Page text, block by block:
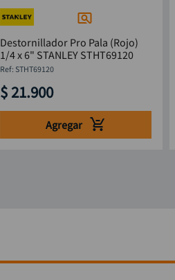
Destornillador Pro Pala (Rojo)
1/4 x 6" STANLEY STHT69120
: STHT69120
$ 21.900
Agregar